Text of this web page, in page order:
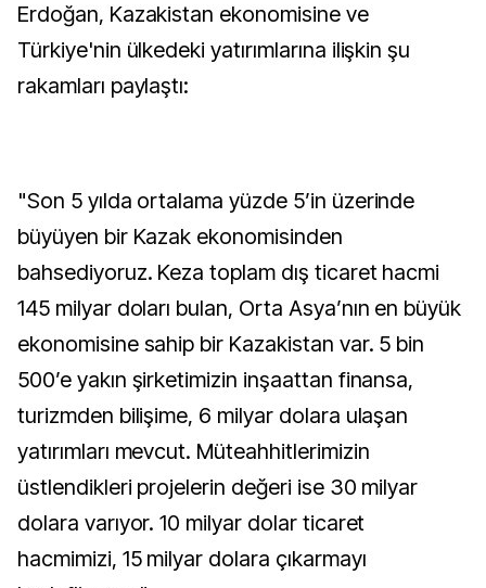
Erdoğan, Kazakistan ekonomisine ve
Türkiye'nin ülkedeki yatırımlarına ilişkin şu
rakamları paylaştı:
"Son 5 yılda ortalama yüzde 5’in üzerinde
büyüyen bir Kazak ekonomisinden
bahsediyoruz. Keza toplam dış ticaret hacmi
145 milyar doları bulan, Orta Asya’nın en büyük
ekonomisine sahip bir Kazakistan var. 5 bin
500’e yakın şirketimizin inşaattan finansa,
turizmden bilişime, 6 milyar dolara ulaşan
yatırımları mevcut. Müteahhitlerimizin
üstlendikleri projelerin değeri ise 30 milyar
dolara varıyor. 10 milyar dolar ticaret
hacmimizi, 15 milyar dolara çıkarmayı